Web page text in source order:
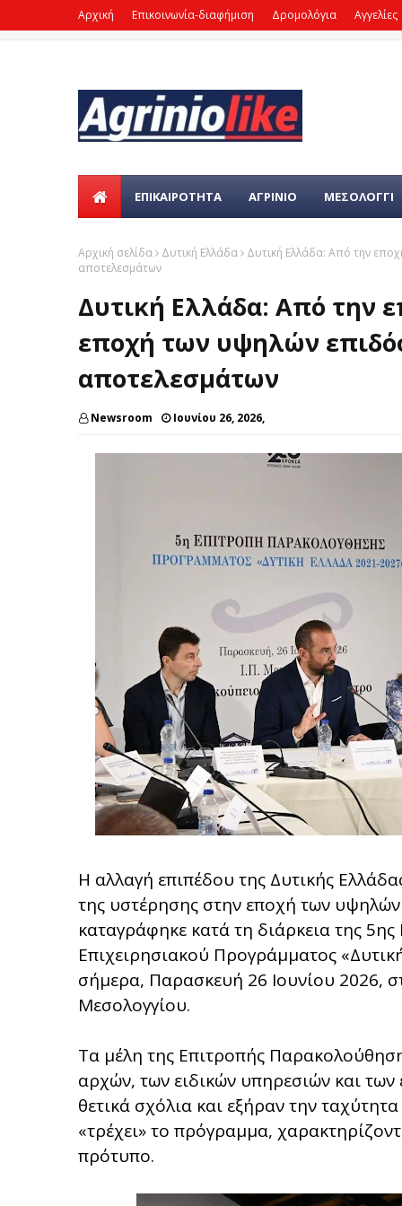
Αρχική Επικοινωνία-διαφήμιση Δρομολόγια Αγγελίες
ΕΠΙΚΑΙΡΌΤΗΤΑ ΑΓΡΙΝΙΟ ΜΕΣΟΛΟΓΓΙ
Αρχική σελίδα Δυτική Ελλάδα
Δυτική Ελλάδα: Από την
αποτελεσμάτων
Δυτική Ελλάδα: Από την
εποχή των υψηλών
αποτελεσμάτων
Newsroom Ιουνίου 26, 2026,
Η αλλαγή επιπέδου της Δυτικής
της υστέρησης στην εποχή των
καταγράφηκε κατά τη διάρκεια της
Επιχειρησιακού Προγράμματος
σήμερα, Παρασκευή 26 Ιουνίου 2026,
Μεσολογγίου.
Τα μέλη της Επιτροπής
αρχών, των ειδικών υπηρεσιών και
θετικά σχόλια και εξήραν την
«τρέχει» το πρόγραμμα,
πρότυπο.